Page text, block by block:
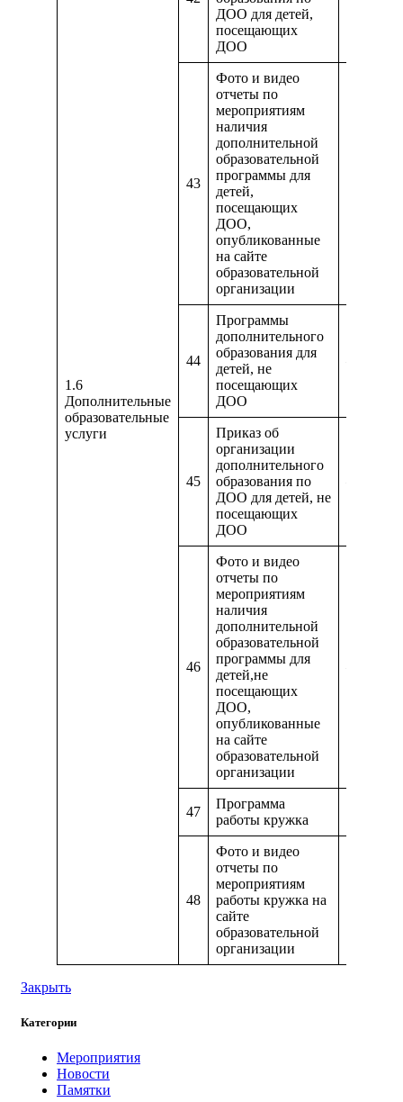
1.6
Дополнительные
образовательные
услуги
ДОО для детей,
посещающих
ДОО
43
Фото и видео
отчеты по
мероприятиям
наличия
дополнительной
образовательной
программы для
детей,
посещающих
ДОО,
опубликованные
на сайте
образовательной
организации
44
Программы
дополнительного
образования для
детей, не
посещающих
ДОО
45
Приказ об
организации
дополнительного
образования по
ДОО для детей, не
посещающих
ДОО
46
Фото и видео
отчеты по
мероприятиям
наличия
дополнительной
образовательной
программы для
детей,не
посещающих
ДОО,
опубликованные
на сайте
образовательной
организации
47
Программа
работы кружка
48
Фото и видео
отчеты по
мероприятиям
работы кружка на
сайте
образовательной
организации
Закрыть
Категории
Мероприятия
Новости
Памятки